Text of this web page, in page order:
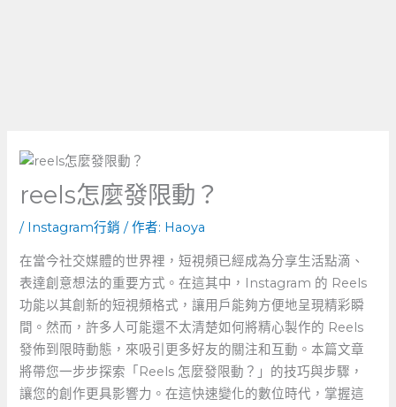
reels怎麼發限動？
/ Instagram行銷 / 作者: Haoya
在當今社交媒體的世界裡，短視頻已經成為分享生活點滴、
表達創意想法的重要方式。在這其中，Instagram ⁤的 Reels⁢
功能以其創新的短視頻格式，讓用戶能夠方便地呈現精彩瞬
間。然而，許多人可能還不太清楚如何將精心製作的 Reels
發佈到限時動態，來吸引更多好友的關注和互動。本篇文章
將帶您一步步探索「Reels⁢ 怎麼發限動？」的技巧與步驟，
讓您的創作更具影響力。在這快速變化的數位時代，掌握這